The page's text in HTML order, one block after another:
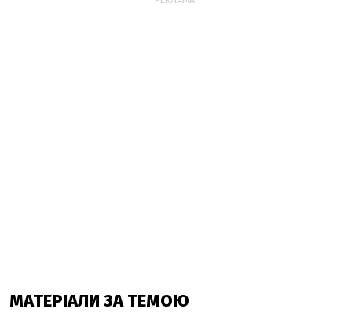
МАТЕРІАЛИ ЗА ТЕМОЮ